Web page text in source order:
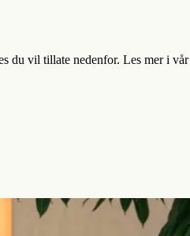
du vil tillate nedenfor. Les mer i vår